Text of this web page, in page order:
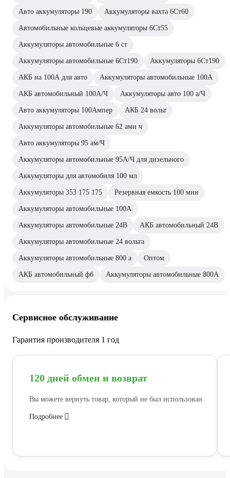
Авто аккумуляторы 190 Аккумуляторы вахта 6Ст60
Автомобильные кольцевые аккумуляторы 6Ст55
Аккумуляторы автомобильные 6 ст
Аккумуляторы автомобильные 6Ст190 Аккумуляторы 6Ст190
АКБ на 100А для авто Аккумуляторы автомобильные 100А
АКБ автомобильный 100А/Ч Аккумуляторы авто 100 а/Ч
Авто аккумуляторы 100Ампер АКБ 24 вольт
Аккумуляторы автомобильные 62 ами ч
Авто аккумуляторы 95 ам/Ч
Аккумуляторы автомобильные 95А/Ч для дизельного
Аккумуляторы для автомобиля 100 мл
Аккумуляторы 353 175 175 Резервная емкость 100 мин
Аккумуляторы автомобильные 100A
Аккумуляторы автомобильные 24В АКБ автомобильный 24В
Аккумуляторы автомобильные 24 вольта
Аккумуляторы автомобильные 800 а Оптом
АКБ автомобильный фб Аккумуляторы автомобильные 800A
Сервисное обслуживание
Гарантия производителя 1 год
120 дней обмен и возврат
Вы можете вернуть товар, который не был использован
Подробнее